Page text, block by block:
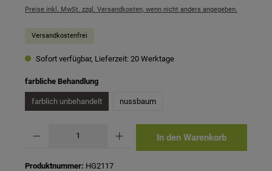
Preise inkl. MwSt. zzgl. Versandkosten, wenn nicht anders angegeben.
Versandkostenfrei
Sofort verfügbar, Lieferzeit: 20 Werktage
farbliche Behandlungauswählen
farblich unbehandelt nussbaum
In den Warenkorb
Produktnummer: HG2117